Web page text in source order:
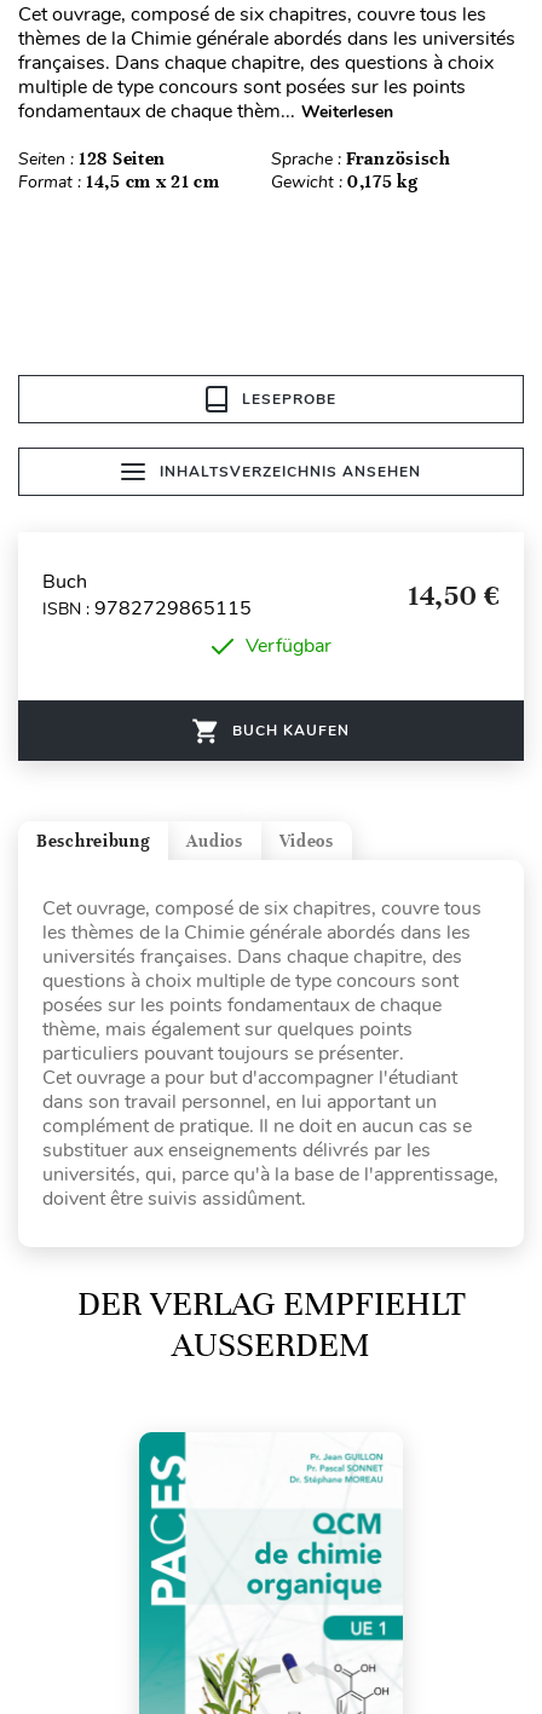
Cet ouvrage, composé de six chapitres, couvre tous les
thèmes de la Chimie générale abordés dans les universités
françaises. Dans chaque chapitre, des questions à choix
multiple de type concours sont posées sur les points
fondamentaux de chaque thèm... Weiterlesen
Seiten : 128 Seiten Sprache : Französisch
Format : 14,5 cm x 21 cm Gewicht : 0,175 kg
LESEPROBE
INHALTSVERZEICHNIS ANSEHEN
Buch
ISBN : 9782729865115 14,50 €
Verfügbar
BUCH KAUFEN
Videos
Audios
Beschreibung
Cet ouvrage, composé de six chapitres, couvre tous
les thèmes de la Chimie générale abordés dans les
universités françaises. Dans chaque chapitre, des
questions à choix multiple de type concours sont
posées sur les points fondamentaux de chaque
thème, mais également sur quelques points
particuliers pouvant toujours se présenter.
Cet ouvrage a pour but d'accompagner l'étudiant
dans son travail personnel, en lui apportant un
complément de pratique. Il ne doit en aucun cas se
substituer aux enseignements délivrés par les
universités, qui, parce qu'à la base de l'apprentissage,
doivent être suivis assidûment.
DER VERLAG EMPFIEHLT
AUSSERDEM